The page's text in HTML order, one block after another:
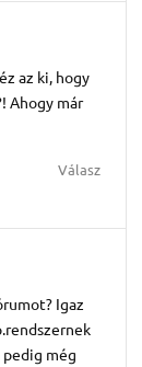
az ki, hogy
Ahogy már
Válasz
Igaz
még